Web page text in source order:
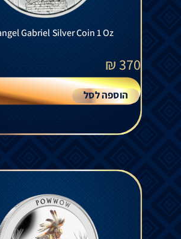
Gabriel Silver Coin 1 Oz
370
₪
הוספה לסל